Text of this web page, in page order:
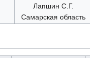
Лапшин С.Г.
Самарская область